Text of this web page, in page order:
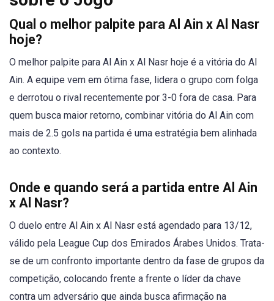
Qual o melhor palpite para Al Ain x Al Nasr
hoje?
O melhor palpite para Al Ain x Al Nasr hoje é a vitória do Al
Ain. A equipe vem em ótima fase, lidera o grupo com folga
e derrotou o rival recentemente por 3-0 fora de casa. Para
quem busca maior retorno, combinar vitória do Al Ain com
mais de 2.5 gols na partida é uma estratégia bem alinhada
ao contexto.
Onde e quando será a partida entre Al Ain
x Al Nasr?
O duelo entre Al Ain x Al Nasr está agendado para 13/12,
válido pela League Cup dos Emirados Árabes Unidos. Trata-
se de um confronto importante dentro da fase de grupos da
competição, colocando frente a frente o líder da chave
contra um adversário que ainda busca afirmação na